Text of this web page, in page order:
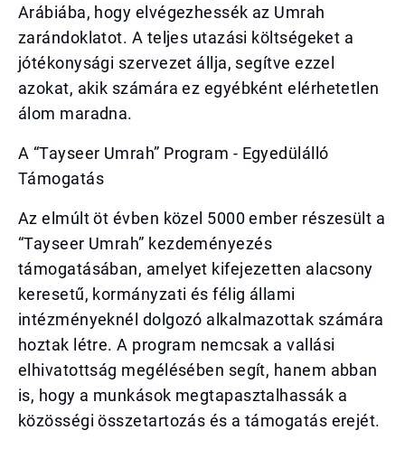
Arábiába, hogy elvégezhessék az Umrah
zarándoklatot. A teljes utazási költségeket a
jótékonysági szervezet állja, segítve ezzel
azokat, akik számára ez egyébként elérhetetlen
álom maradna.
A “Tayseer Umrah” Program - Egyedülálló
Támogatás
Az elmúlt öt évben közel 5000 ember részesült a
“Tayseer Umrah” kezdeményezés
támogatásában, amelyet kifejezetten alacsony
keresetű, kormányzati és félig állami
intézményeknél dolgozó alkalmazottak számára
hoztak létre. A program nemcsak a vallási
elhivatottság megélésében segít, hanem abban
is, hogy a munkások megtapasztalhassák a
közösségi összetartozás és a támogatás erejét.